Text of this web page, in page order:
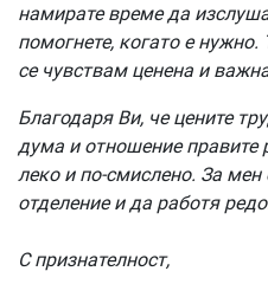
намирате време да
помогнете, когато е
се чувствам ценена и
Благодаря Ви, че цените
дума и отношение правите
леко и по-смислено. За мен
отделение и да работя
С признателност,